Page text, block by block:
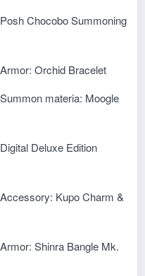
Chocobo Summoning
Orchid Bracelet
materia: Moogle
Deluxe Edition
Kupo Charm &
Shinra Bangle Mk.